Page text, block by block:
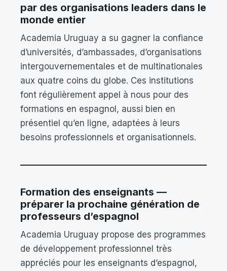
par des organisations leaders dans le
monde entier
Academia Uruguay a su gagner la confiance
d’universités, d’ambassades, d’organisations
intergouvernementales et de multinationales
aux quatre coins du globe. Ces institutions
font régulièrement appel à nous pour des
formations en espagnol, aussi bien en
présentiel qu’en ligne, adaptées à leurs
besoins professionnels et organisationnels.
Formation des enseignants —
préparer la prochaine génération de
professeurs d’espagnol
Academia Uruguay propose des programmes
de développement professionnel très
appréciés pour les enseignants d’espagnol,